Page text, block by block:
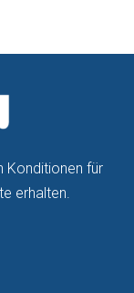
Konditionen für
erhalten.